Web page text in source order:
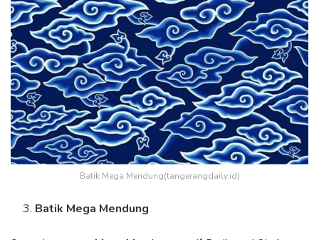
Batik Mega Mendung(tangerangdaily.id)
Batik Mega Mendung